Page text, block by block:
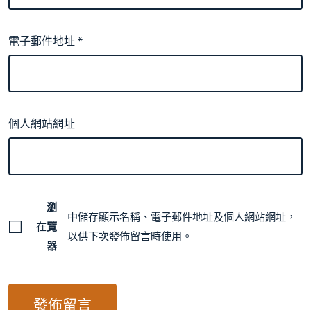
電子郵件地址*
個人網站網址
在
瀏
覽
器
中儲存顯示名稱、電子郵件地址及個人網站網址，
以供下次發佈留言時使用。